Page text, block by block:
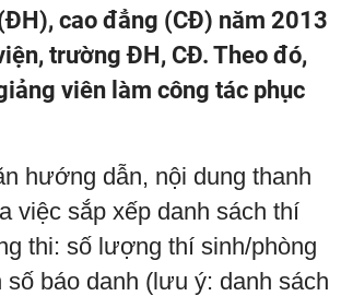
cao đẳng (CĐ) năm 2013
trường ĐH, CĐ. Theo đó,
viên làm công tác phục
hướng dẫn, nội dung thanh
việc sắp xếp danh sách thí
thi: số lượng thí sinh/phòng
số báo danh (lưu ý: danh sách